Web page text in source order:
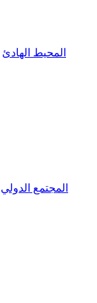
المحيط الهادئ
المجتمع الدولي